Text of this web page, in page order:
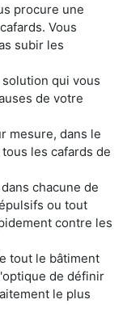
procure une
Vous
subir les
qui vous
de votre
mesure, dans le
les cafards de
chacune de
ou tout
contre les
tout le bâtiment
de définir
le plus